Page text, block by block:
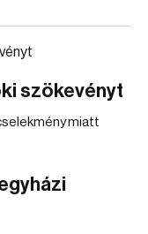
szökevényt
miatt